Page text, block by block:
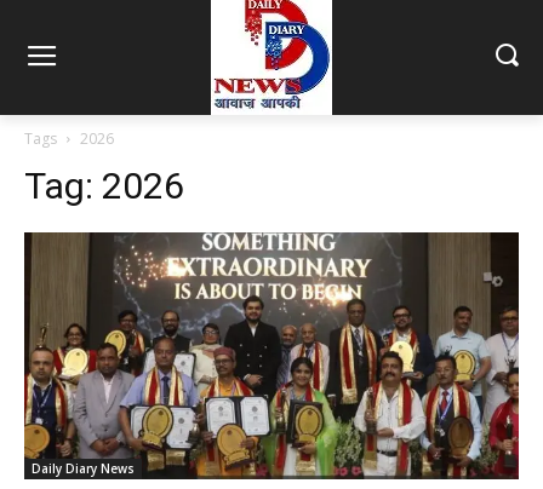
Tags 2026
Tag: 2026
Daily Diary News